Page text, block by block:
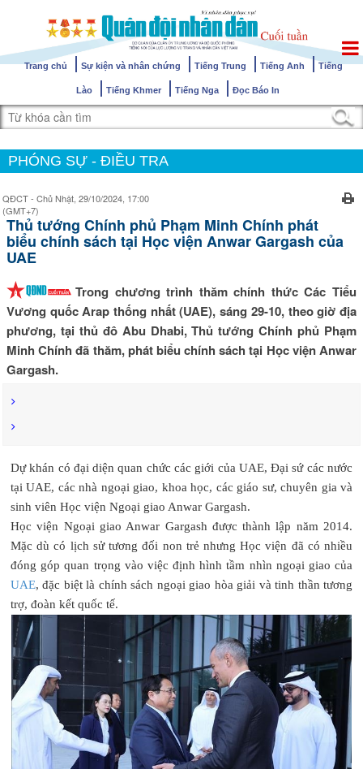
Trang chủ Sự kiện và nhân chứng Tiếng Trung Tiếng Anh Tiếng
Lào Tiếng Khmer Tiếng Nga Đọc Báo In
PHÓNG SỰ - ĐIỀU TRA
QĐCT - Chủ Nhật, 29/10/2024, 17:00
(GMT+7)
Thủ tướng Chính phủ Phạm Minh Chính phát
biểu chính sách tại Học viện Anwar Gargash của
UAE
Trong chương trình thăm chính thức Các Tiểu
Vương quốc Arap thống nhất (UAE), sáng 29-10, theo giờ địa
phương, tại thủ đô Abu Dhabi, Thủ tướng Chính phủ Phạm
Minh Chính đã thăm, phát biểu chính sách tại Học viện Anwar
Gargash.
Dự khán có đại diện quan chức các giới của UAE, Đại sứ các nước
tại UAE, các nhà ngoại giao, khoa học, các giáo sư, chuyên gia và
sinh viên Học viện Ngoại giao Anwar Gargash.
Học viện Ngoại giao Anwar Gargash được thành lập năm 2014.
Mặc dù có lịch sử tương đối non trẻ nhưng Học viện đã có nhiều
đóng góp quan trọng vào việc định hình tầm nhìn ngoại giao của
UAE, đặc biệt là chính sách ngoại giao hòa giải và tinh thần tương
trợ, đoàn kết quốc tế.